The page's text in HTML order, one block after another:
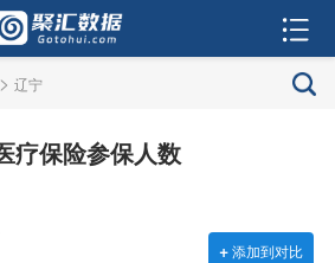
> 辽宁
疗保险参保人数
+添加到对比